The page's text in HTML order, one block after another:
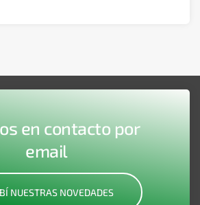
en contacto por
email
NUESTRAS NOVEDADES